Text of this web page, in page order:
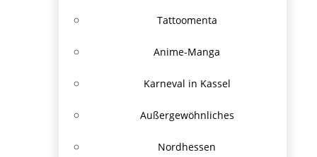
Tattoomenta
Anime-Manga
Karneval in Kassel
Außergewöhnliches
Nordhessen